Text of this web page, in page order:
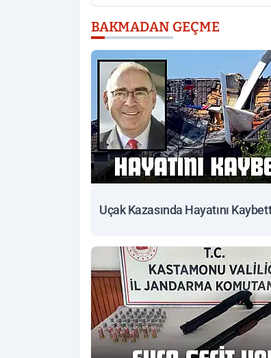
BAKMADAN GEÇME
Uçak Kazasında Hayatını